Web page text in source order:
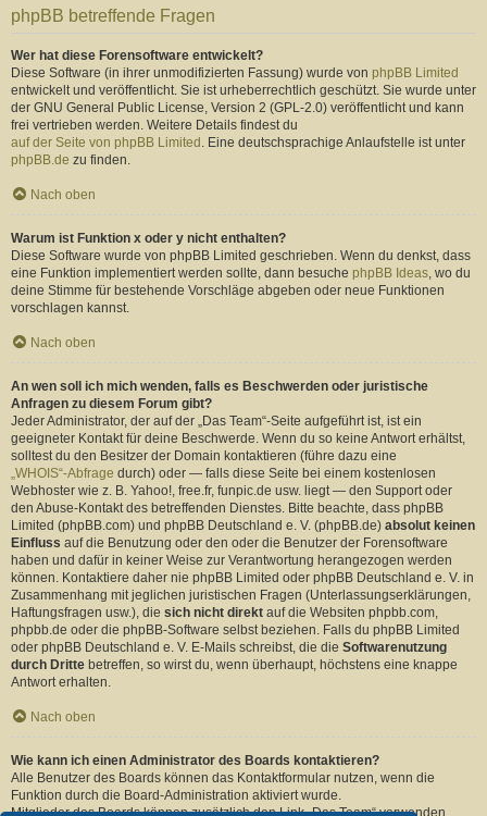
phpBB betreffende Fragen
Wer hat diese Forensoftware entwickelt?
Diese Software (in ihrer unmodifizierten Fassung) wurde von phpBB Limited
entwickelt und veröffentlicht. Sie ist urheberrechtlich geschützt. Sie wurde unter
der GNU General Public License, Version 2 (GPL-2.0) veröffentlicht und kann
frei vertrieben werden. Weitere Details findest du
auf der Seite von phpBB Limited . Eine deutschsprachige Anlaufstelle ist unter
phpBB.de zu finden.
Nach oben
Warum ist Funktion x oder y nicht enthalten?
Diese Software wurde von phpBB Limited geschrieben. Wenn du denkst, dass
eine Funktion implementiert werden sollte, dann besuche phpBB Ideas, wo du
deine Stimme für bestehende Vorschläge abgeben oder neue Funktionen
vorschlagen kannst.
Nach oben
An wen soll ich mich wenden, falls es Beschwerden oder juristische
Anfragen zu diesem Forum gibt?
Jeder Administrator, der auf der „Das Team“-Seite aufgeführt ist, ist ein
geeigneter Kontakt für deine Beschwerde. Wenn du so keine Antwort erhältst,
solltest du den Besitzer der Domain kontaktieren (führe dazu eine
„WHOIS“-Abfrage durch) oder — falls diese Seite bei einem kostenlosen
Webhoster wie z. B. Yahoo!, free.fr, funpic.de usw. liegt — den Support oder
den Abuse-Kontakt des betreffenden Dienstes. Bitte beachte, dass phpBB
Limited (phpBB.com) und phpBB Deutschland e. V. (phpBB.de) absolut keinen
Einfluss auf die Benutzung oder den oder die Benutzer der Forensoftware
haben und dafür in keiner Weise zur Verantwortung herangezogen werden
können. Kontaktiere daher nie phpBB Limited oder phpBB Deutschland e. V. in
Zusammenhang mit jeglichen juristischen Fragen (Unterlassungserklärungen,
Haftungsfragen usw.), die sich nicht direkt auf die Websiten phpbb.com,
phpbb.de oder die phpBB-Software selbst beziehen. Falls du phpBB Limited
oder phpBB Deutschland e. V. E-Mails schreibst, die die Softwarenutzung
durch Dritte betreffen, so wirst du, wenn überhaupt, höchstens eine knappe
Antwort erhalten.
Nach oben
Wie kann ich einen Administrator des Boards kontaktieren?
Alle Benutzer des Boards können das Kontaktformular nutzen, wenn die
Funktion durch die Board-Administration aktiviert wurde.
Mitglieder des Boards können zusätzlich den Link „Das Team“ verwenden.